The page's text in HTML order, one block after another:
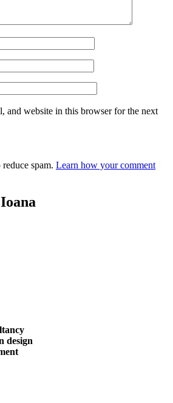
and website in this browser for the next
spam. Learn how your comment
design